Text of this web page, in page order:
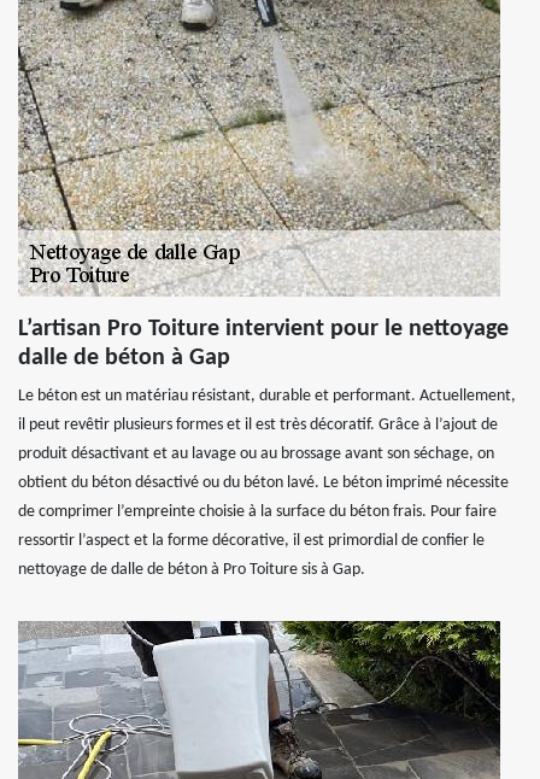
L’artisan Pro Toiture intervient pour le nettoyage
dalle de béton à Gap
Le béton est un matériau résistant, durable et performant. Actuellement,
il peut revêtir plusieurs formes et il est très décoratif. Grâce à l’ajout de
produit désactivant et au lavage ou au brossage avant son séchage, on
obtient du béton désactivé ou du béton lavé. Le béton imprimé nécessite
de comprimer l’empreinte choisie à la surface du béton frais. Pour faire
ressortir l’aspect et la forme décorative, il est primordial de confier le
nettoyage de dalle de béton à Pro Toiture sis à Gap.